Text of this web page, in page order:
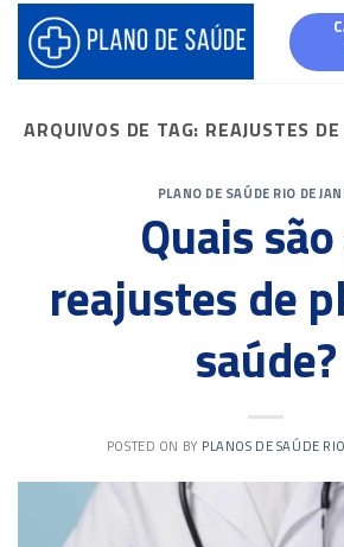
content
ARQUIVOS DE TAG: REAJUSTES
PLANO DE SAÚDE RIO DE
Quais
reajustes de
saúde?
POSTED ON BY PLANOS DE SAÚDE